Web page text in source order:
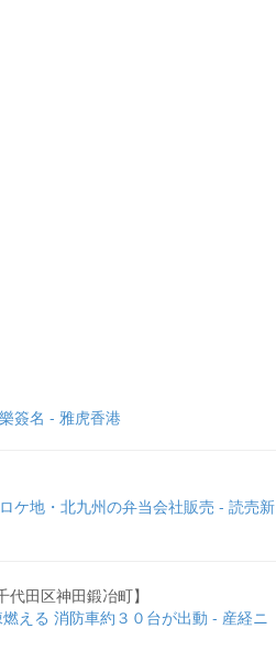
簽名 - 雅虎香港
ケ地・北九州の弁当会社販売 - 読売新
田区神田鍛冶町】
える 消防車約３０台が出動 - 産経ニ